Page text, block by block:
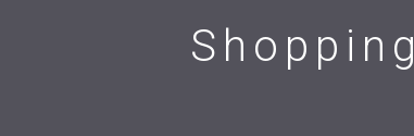
Shopping